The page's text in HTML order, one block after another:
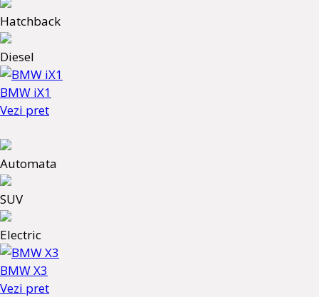
Hatchback
Diesel
BMW iX1
Vezi pret
Automata
SUV
Electric
BMW X3
Vezi pret